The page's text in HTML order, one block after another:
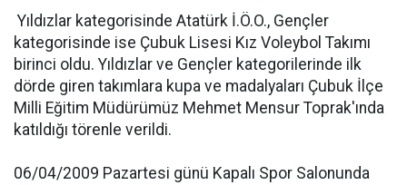
Yıldızlar kategorisinde Atatürk İ.Ö.O., Gençler
kategorisinde ise Çubuk Lisesi Kız Voleybol Takımı
birinci oldu. Yıldızlar ve Gençler kategorilerinde ilk
dörde giren takımlara kupa ve madalyaları Çubuk İlçe
Milli Eğitim Müdürümüz Mehmet Mensur Toprak'ında
katıldığı törenle verildi.
06/04/2009 Pazartesi günü Kapalı Spor Salonunda